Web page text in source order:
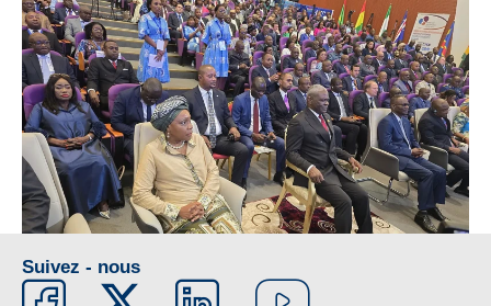
Suivez - nous